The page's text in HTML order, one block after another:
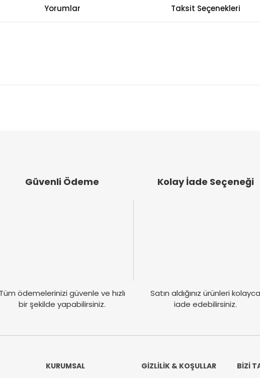
Yorumlar Taksit Seçenekleri
ve diğer konularda yetersiz gördüğünüz noktaları öneri formunu
Güvenli Ödeme
Tüm ödemelerinizi güvenle ve hızlı
bir şekilde yapabilirsiniz.
Kolay İade Seçeneği
Satın aldığınız ürünleri kolayca
iade edebilirsiniz.
KURUMSAL GİZLİLİK & KOŞULLAR BİZİ